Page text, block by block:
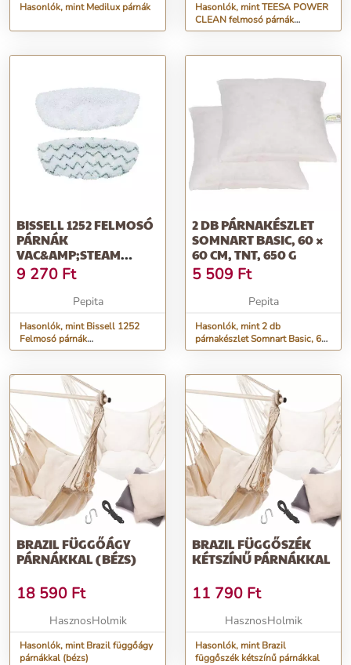
Hasonlók, mint Medilux párnák
Hasonlók, mint TEESA POWER
CLEAN felmosó párnák
padlótisztításhoz
BISSELL 1252 FELMOSÓ
PÁRNÁK
VAC&AMP;STEAM
1132N/1977N
KÉSZÜLÉKEKHEZ
9 270 Ft
Pepita
Hasonlók, mint Bissell 1252
Felmosó párnák
Vac&amp;Steam 1132N/1977N
2 DB PÁRNAKÉSZLET
SOMNART BASIC, 60 ×
60 CM, TNT, 650 G
5 509 Ft
Pepita
Hasonlók, mint 2 db
párnakészlet Somnart Basic, 60
× 60 cm, TNT, 650 g
BRAZIL FÜGGŐÁGY
PÁRNÁKKAL (BÉZS)
18 590 Ft
HasznosHolmik
Hasonlók, mint Brazil függőágy
párnákkal (bézs)
BRAZIL FÜGGŐSZÉK
KÉTSZÍNŰ PÁRNÁKKAL
11 790 Ft
HasznosHolmik
Hasonlók, mint Brazil
függőszék kétszínű párnákkal